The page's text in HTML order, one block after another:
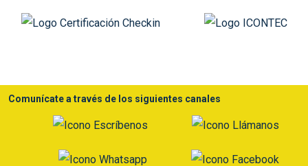
Comunícate a través de los siguientes canales